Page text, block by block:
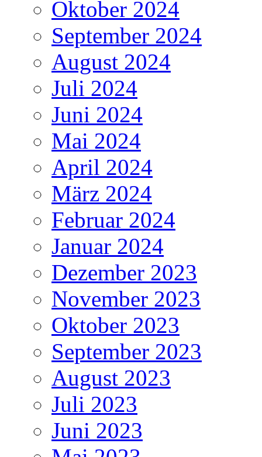
Oktober 2024
September 2024
August 2024
Juli 2024
Juni 2024
Mai 2024
April 2024
März 2024
Februar 2024
Januar 2024
Dezember 2023
November 2023
Oktober 2023
September 2023
August 2023
Juli 2023
Juni 2023